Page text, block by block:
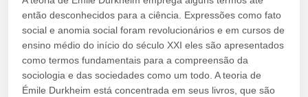
então desconhecidos para a ciência. Expressões como fato
social e anomia social foram revolucionários e em cursos de
ensino médio do início do século XXI eles são apresentados
como termos fundamentais para a compreensão da
sociologia e das sociedades como um todo. A teoria de
Émile Durkheim está concentrada em seus livros, que são